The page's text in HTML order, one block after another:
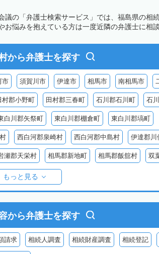
の「弁護士検索サービス」では、福島県の相
悩みを抱えている方は一度近隣の弁護士に相
から弁護士を探す
市 須賀川市 伊達市 相馬市 南相馬市
村郡小野町 田村郡三春町 石川郡石川町 石
白川郡矢祭町 東白川郡棚倉町 東白川郡塙町
西白河郡泉崎村 西白河郡中島村 伊達郡川
瀬郡天栄村 相馬郡新地町 相馬郡飯舘村 双
双葉郡浪江町
耶麻郡北塩原村 河沼郡会津坂下町 河沼郡柳
大沼郡三島町 大沼郡昭和村
村
もっと見る
から弁護士を探す
請求 相続人調査 相続財産調査 相続登記